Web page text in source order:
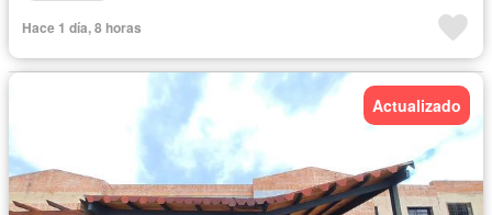
Hace 1 día, 8 horas
Actualizado